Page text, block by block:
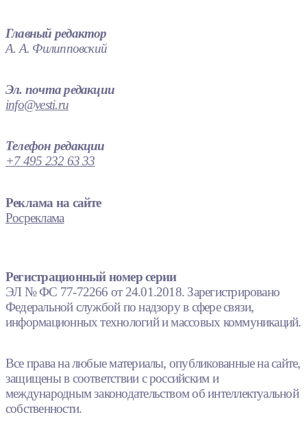
Главный редактор
А. А. Филипповский
Эл. почта редакции
info@vesti.ru
Телефон редакции
+7 495 232 63 33
Реклама на сайте
Росреклама
Регистрационный номер серии
ЭЛ № ФС 77-72266 от 24.01.2018. Зарегистрировано
Федеральной службой по надзору в сфере связи,
информационных технологий и массовых коммуникаций.
Все права на любые материалы, опубликованные на сайте,
защищены в соответствии с российским и
международным законодательством об интеллектуальной
собственности.